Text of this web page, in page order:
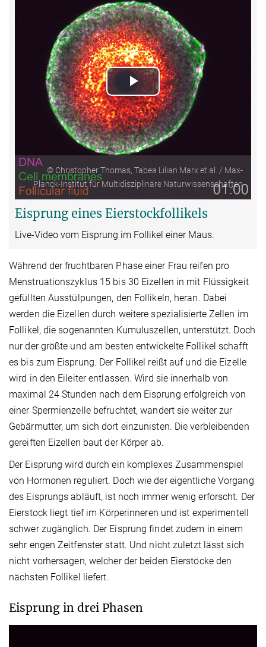
Play
Video
© Christopher Thomas, Tabea Lilian Marx et al. / Max-
Planck-Institut für Multidisziplinäre Naturwissenschaften
Eisprung eines Eierstockfollikels
Live-Video vom Eisprung im Follikel einer Maus.
Während der fruchtbaren Phase einer Frau reifen pro
Menstruationszyklus 15 bis 30 Eizellen in mit Flüssigkeit
gefüllten Ausstülpungen, den Follikeln, heran. Dabei
werden die Eizellen durch weitere spezialisierte Zellen im
Follikel, die sogenannten Kumuluszellen, unterstützt. Doch
nur der größte und am besten entwickelte Follikel schafft
es bis zum Eisprung. Der Follikel reißt auf und die Eizelle
wird in den Eileiter entlassen. Wird sie innerhalb von
maximal 24 Stunden nach dem Eisprung erfolgreich von
einer Spermienzelle befruchtet, wandert sie weiter zur
Gebärmutter, um sich dort einzunisten. Die verbleibenden
gereiften Eizellen baut der Körper ab.
Der Eisprung wird durch ein komplexes Zusammenspiel
von Hormonen reguliert. Doch wie der eigentliche Vorgang
des Eisprungs abläuft, ist noch immer wenig erforscht. Der
Eierstock liegt tief im Körperinneren und ist experimentell
schwer zugänglich. Der Eisprung findet zudem in einem
sehr engen Zeitfenster statt. Und nicht zuletzt lässt sich
nicht vorhersagen, welcher der beiden Eierstöcke den
nächsten Follikel liefert.
Eisprung in drei Phasen